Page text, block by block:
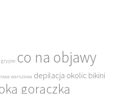
grypie co na objawy
warszawa depilacja okolic bikini
gorączką